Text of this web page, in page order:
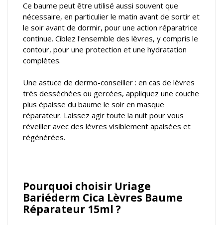
Ce baume peut être utilisé aussi souvent que
nécessaire, en particulier le matin avant de sortir et
le soir avant de dormir, pour une action réparatrice
continue. Ciblez l'ensemble des lèvres, y compris le
contour, pour une protection et une hydratation
complètes.
Une astuce de dermo-conseiller : en cas de lèvres
très desséchées ou gercées, appliquez une couche
plus épaisse du baume le soir en masque
réparateur. Laissez agir toute la nuit pour vous
réveiller avec des lèvres visiblement apaisées et
régénérées.
Pourquoi choisir Uriage
Bariéderm Cica Lèvres Baume
Réparateur 15ml ?